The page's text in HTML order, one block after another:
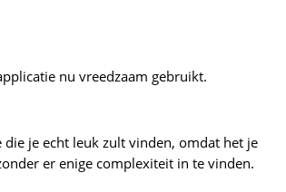
nu vreedzaam gebruikt.
je echt leuk zult vinden, omdat het je
er enige complexiteit in te vinden.